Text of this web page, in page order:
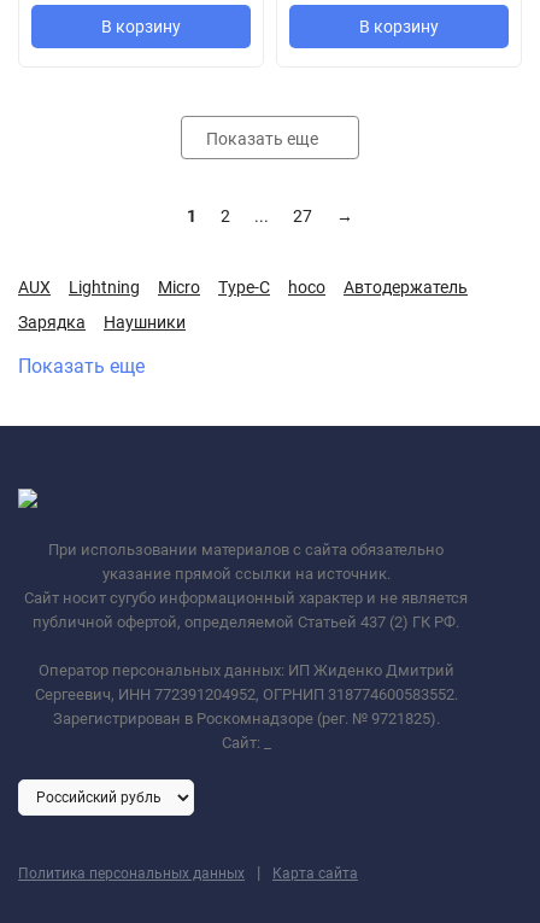
В корзину В корзину
Показать еще
1 2 ... 27 →
AUX Lightning Micro Type-C hoco
Автодержатель
Зарядка
Наушники
Показать еще
При использовании материалов с сайта обязательно
указание прямой ссылки на источник.
Сайт носит сугубо информационный характер и не является
публичной офертой, определяемой Статьей 437 (2) ГК РФ.
Оператор персональных данных: ИП Жиденко Дмитрий
Сергеевич, ИНН 772391204952, ОГРНИП 318774600583552.
Зарегистрирован в Роскомнадзоре (рег. № 9721825).
Сайт:
Политика персональных данных | Карта сайта